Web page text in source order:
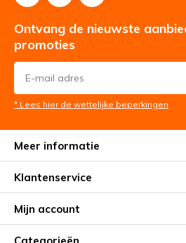
Ontvang de nieuwste
promoties
* Lees hier de wettelijke beperkingen
Meer informatie
Klantenservice
Mijn account
Categorieën